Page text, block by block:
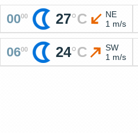
0000 27°C
NE
1 m/s
0600 24°C
SW
1 m/s